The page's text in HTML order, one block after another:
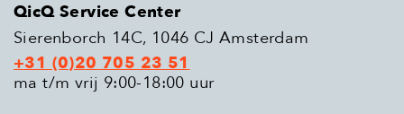
QicQ Service Center
Sierenborch 14C, 1046 CJ Amsterdam
+31 (0)20 705 23 51
ma t/m vrij 9:00-18:00 uur